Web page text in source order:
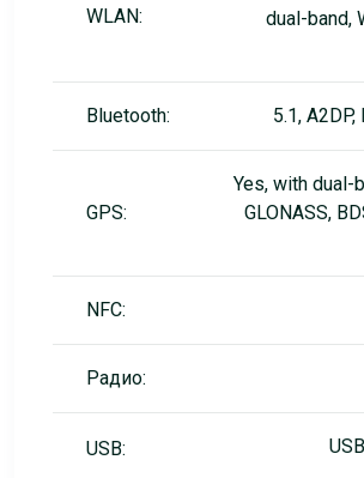
WLAN:
dual-band,
Bluetooth: 5.1, A2DP,
GPS:
Yes, with dual-
GLONASS,
NFC:
Радио:
USB: